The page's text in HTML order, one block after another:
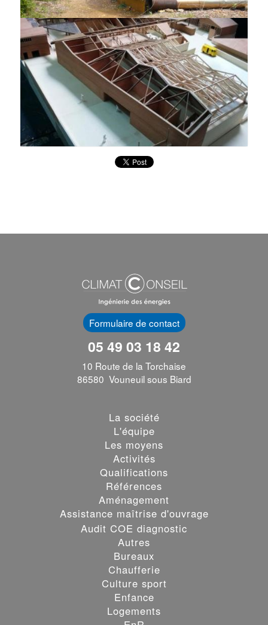
Formulaire de contact
05 49 03 18 42
10 Route de la Torchaise
86580 Vouneuil sous Biard
La société
L'équipe
Les moyens
Activités
Qualifications
Références
Aménagement
Assistance maîtrise d'ouvrage
Audit COE diagnostic
Autres
Bureaux
Chaufferie
Culture sport
Enfance
Logements